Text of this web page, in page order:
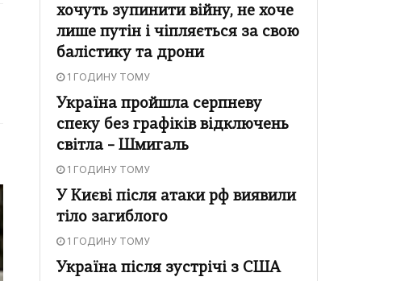
хочуть зупинити війну, не хоче
лише путін і чіпляється за свою
балістику та дрони
1 ГОДИНУ ТОМУ
Україна пройшла серпневу
спеку без графіків відключень
світла – Шмигаль
1 ГОДИНУ ТОМУ
У Києві після атаки рф виявили
тіло загиблого
1 ГОДИНУ ТОМУ
Україна після зустрічі з США